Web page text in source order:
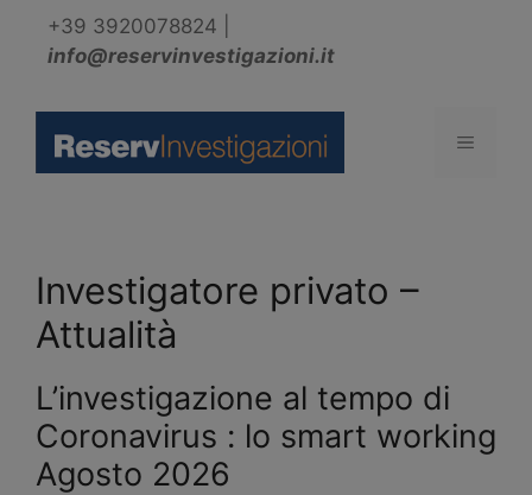
contenuto
+39 3920078824
info@reservinvestigazioni.it
Menu
Investigatore privato –
Attualità
L’investigazione al tempo di
Coronavirus : lo smart working
Agosto 2026